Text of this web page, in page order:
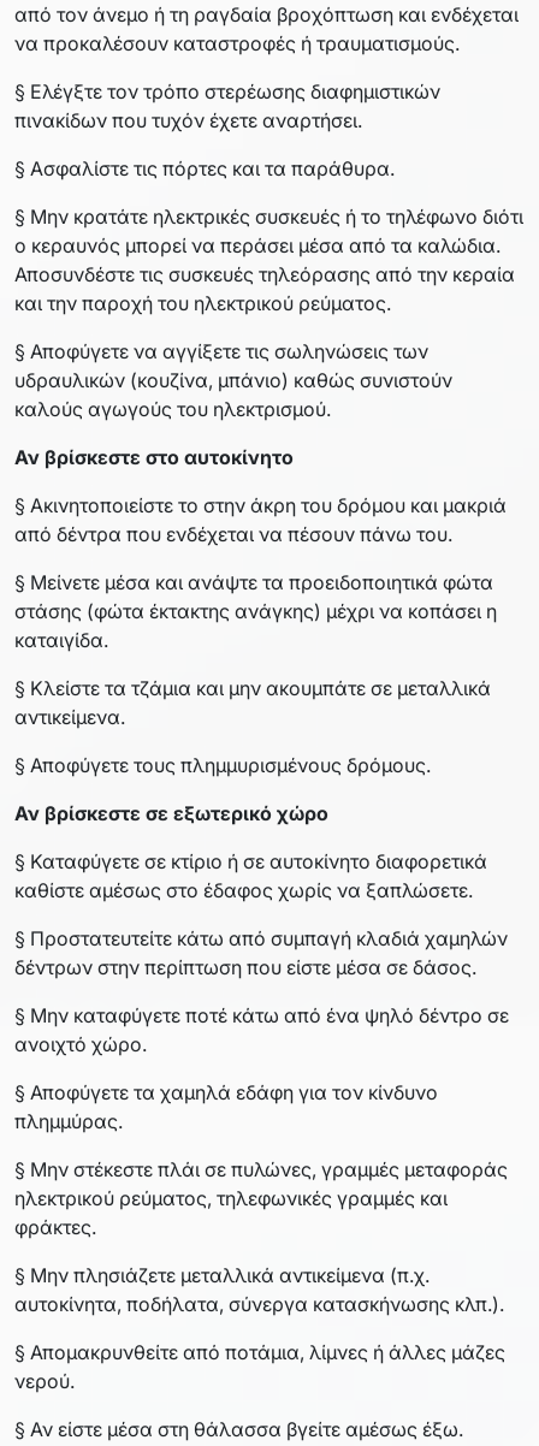
από τον άνεμο ή τη ραγδαία βροχόπτωση και ενδέχεται
να προκαλέσουν καταστροφές ή τραυματισμούς.
§ Ελέγξτε τον τρόπο στερέωσης διαφημιστικών
πινακίδων που τυχόν έχετε αναρτήσει.
§ Ασφαλίστε τις πόρτες και τα παράθυρα.
§ Μην κρατάτε ηλεκτρικές συσκευές ή το τηλέφωνο διότι
ο κεραυνός μπορεί να περάσει μέσα από τα καλώδια.
Αποσυνδέστε τις συσκευές τηλεόρασης από την κεραία
και την παροχή του ηλεκτρικού ρεύματος.
§ Αποφύγετε να αγγίξετε τις σωληνώσεις των
υδραυλικών (κουζίνα, μπάνιο) καθώς συνιστούν
καλούς αγωγούς του ηλεκτρισμού.
Αν βρίσκεστε στο αυτοκίνητο
§ Ακινητοποιείστε το στην άκρη του δρόμου και μακριά
από δέντρα που ενδέχεται να πέσουν πάνω του.
§ Μείνετε μέσα και ανάψτε τα προειδοποιητικά φώτα
στάσης (φώτα έκτακτης ανάγκης) μέχρι να κοπάσει η
καταιγίδα.
§ Κλείστε τα τζάμια και μην ακουμπάτε σε μεταλλικά
αντικείμενα.
§ Αποφύγετε τους πλημμυρισμένους δρόμους.
Αν βρίσκεστε σε εξωτερικό χώρο
§ Καταφύγετε σε κτίριο ή σε αυτοκίνητο διαφορετικά
καθίστε αμέσως στο έδαφος χωρίς να ξαπλώσετε.
§ Προστατευτείτε κάτω από συμπαγή κλαδιά χαμηλών
δέντρων στην περίπτωση που είστε μέσα σε δάσος.
§ Μην καταφύγετε ποτέ κάτω από ένα ψηλό δέντρο σε
ανοιχτό χώρο.
§ Αποφύγετε τα χαμηλά εδάφη για τον κίνδυνο
πλημμύρας.
§ Μην στέκεστε πλάι σε πυλώνες, γραμμές μεταφοράς
ηλεκτρικού ρεύματος, τηλεφωνικές γραμμές και
φράκτες.
§ Μην πλησιάζετε μεταλλικά αντικείμενα (π.χ.
αυτοκίνητα, ποδήλατα, σύνεργα κατασκήνωσης κλπ.).
§ Απομακρυνθείτε από ποτάμια, λίμνες ή άλλες μάζες
νερού.
§ Αν είστε μέσα στη θάλασσα βγείτε αμέσως έξω.